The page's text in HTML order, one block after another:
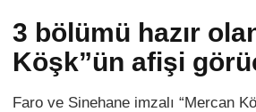
3 bölümü hazır
Köşk”ün afişi
Faro ve Sinehane imzalı “Mercan